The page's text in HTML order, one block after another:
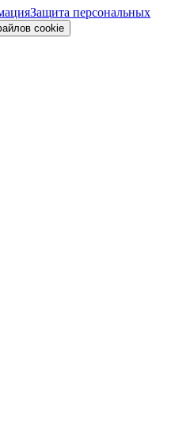
Защита персональных
cookie